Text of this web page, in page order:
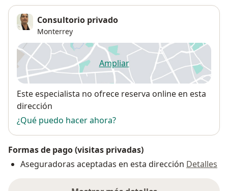
Consultorio privado
Monterrey
Ampliarse abre en una nueva
Disponibilidad
Este especialista no ofrece reserva online en esta
dirección
¿Qué puedo hacer ahora?
Formas de pago (visitas privadas)
Aseguradoras aceptadas en esta dirección Detalles